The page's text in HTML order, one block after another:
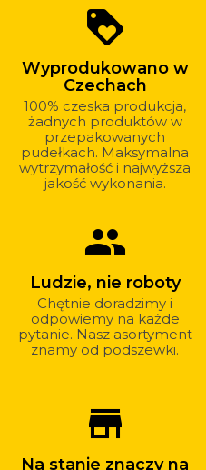
Dlaczego
u
loyalty
Wyprodukowano w
Czechach
100% czeska produkcja,
żadnych produktów w
przepakowanych
pudełkach. Maksymalna
wytrzymałość i najwyższa
jakość wykonania.
group
Ludzie, nie roboty
Chętnie doradzimy i
odpowiemy na każde
pytanie. Nasz asortyment
znamy od podszewki.
store_mall_directory
Na stanie znaczy na